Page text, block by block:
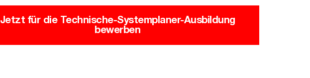
Jetzt für die Technische-Systemplaner-Ausbildung
bewerben